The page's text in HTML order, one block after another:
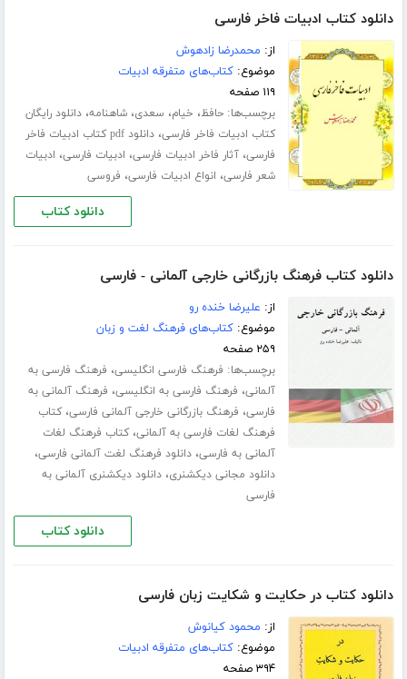
دانلود کتاب ادبیات فاخر فارسی
از: محمدرضا زادهوش
موضوع:کتاب‌های متفرقه ادبیات
۱۱۹ صفحه
برچسب‌ها:حافظ، خیام، سعدی،شاهنامه،دانلود رایگان
کتاب ادبیات فاخر فارسی،
دانلود pdf کتاب ادبیات فاخر
فارسی،آثار فاخر ادبیات فارسی، ادبیات فارسی، ادبیات
شعر فارسی، انواع ادبیات فارسی، فروسی
دانلود کتاب
دانلود کتاب فرهنگ بازرگانی خارجی آلمانی - فارسی
از: علیرضا خنده رو
موضوع:کتاب‌های فرهنگ لغت و زبان
۲۵۹ صفحه
برچسب‌ها: فرهنگ فارسی انگلیسی، فرهنگ فارسی به
آلمانی، فرهنگ فارسی به انگلیسی، فرهنگ آلمانی به
فارسی، فرهنگ بازرگانی خارجی آلمانی فارسی،کتاب
فرهنگ لغات فارسی به آلمانی،کتاب فرهنگ لغات
آلمانی به فارسی،دانلود فرهنگ لغت آلمانی فارسی،
دانلود مجانی دیکشنری،دانلود دیکشنری آلمانی به
فارسی
دانلود کتاب
دانلود کتاب در حکایت و شکایت زبان فارسی
از: محمود کیانوش
موضوع:کتاب‌های متفرقه ادبیات
۳۹۴ صفحه